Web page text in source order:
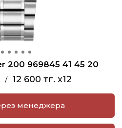
200 969845 41 45 20
/ 12 600 тг. x12
менеджера